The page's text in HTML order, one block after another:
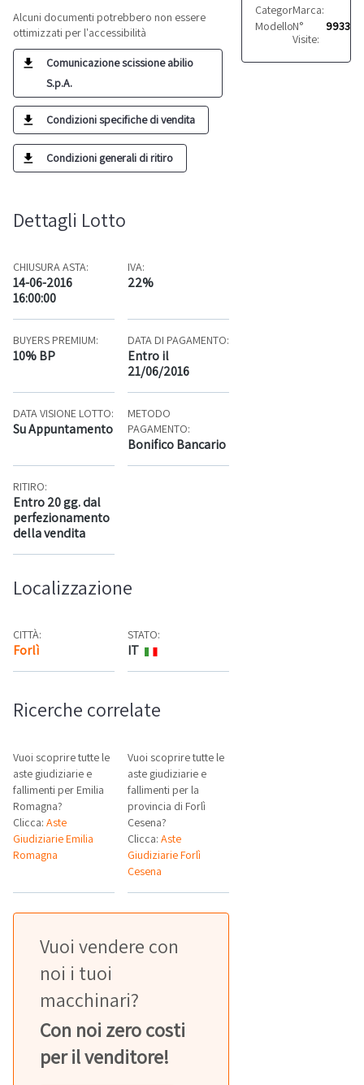
Categoria: Tessuti
Marca:
Modello: Vari
N°
Visite:
9933
Alcuni documenti potrebbero non essere
ottimizzati per l'accessibilità
Comunicazione scissione abilio
S.p.A.
Condizioni specifiche di vendita
Condizioni generali di ritiro
Dettagli Lotto
CHIUSURA ASTA:
14-06-2016
16:00:00
IVA:
22%
BUYERS PREMIUM:
10% BP
DATA DI PAGAMENTO:
Entro il
21/06/2016
DATA VISIONE LOTTO:
Su Appuntamento
METODO
PAGAMENTO:
Bonifico Bancario
RITIRO:
Entro 20 gg. dal
perfezionamento
della vendita
Localizzazione
CITTÀ:
Forlì Mappa
STATO:
IT
Ricerche correlate
Vuoi scoprire tutte le
aste giudiziarie e
fallimenti per Emilia
Romagna?
Clicca: Aste
Giudiziarie Emilia
Romagna
Vuoi scoprire tutte le
aste giudiziarie e
fallimenti per la
provincia di Forlì
Cesena?
Clicca:Aste
Giudiziarie Forlì
Cesena
Vuoi vendere con
noi i tuoi
macchinari?
Con noi zero costi
per il venditore!